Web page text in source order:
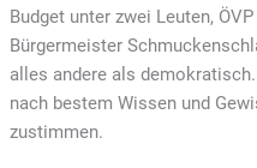
Budget unter zwei Leuten,
Bürgermeister
alles andere als demokratisch.
nach bestem Wissen und
zustimmen.